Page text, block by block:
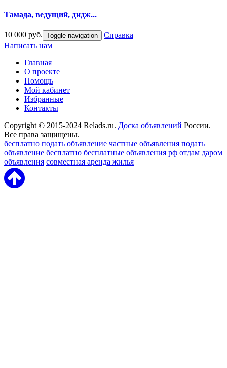
Тамада, ведущий, дидж...
10 000 руб. Toggle navigation
Справка
Написать нам
Главная
О проекте
Помощь
Мой кабинет
Избранные
Контакты
Copyright © 2015-2024 Relads.ru. Доска объявлений России.
Все права защищены.
бесплатно подать объявление частные объявления подать
объявление бесплатно бесплатные объявления рф отдам даром
объявления совместная аренда жилья